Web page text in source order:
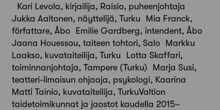
Kari Levola, kirjailija, Raisio, puheenjohtaja
Jukka Aaltonen, näyttelijä, Turku Mia Franck,
författare, Åbo Emilie Gardberg, intendent, Åbo
Jaana Houessou, taiteen tohtori, Salo Markku
Laakso, kuvataiteilija, Turku Lotta Skaffari,
toiminnanjohtaja, Tampere (Turku) Marja Susi,
teatteri-ilmaisun ohjaaja, psykologi, Kaarina
Matti Tainio, kuvataiteilija, TurkuValtion
taidetoimikunnat ja jaostot kaudella 2015–